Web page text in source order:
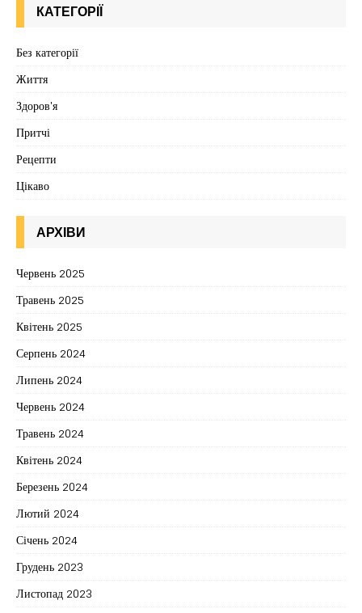
КАТЕГОРІЇ
Без категорії
Життя
Здоров'я
Притчі
Рецепти
Цікаво
АРХІВИ
Червень 2025
Травень 2025
Квітень 2025
Серпень 2024
Липень 2024
Червень 2024
Травень 2024
Квітень 2024
Березень 2024
Лютий 2024
Січень 2024
Грудень 2023
Листопад 2023